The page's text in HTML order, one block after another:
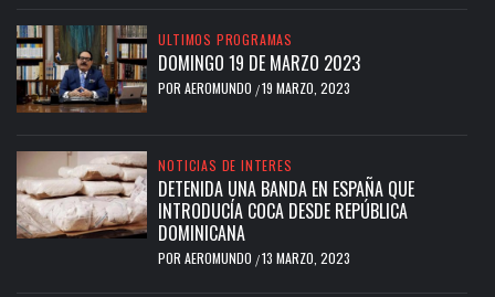
ULTIMOS PROGRAMAS
DOMINGO 19 DE MARZO 2023
POR AEROMUNDO /19 MARZO, 2023
NOTICIAS DE INTERES
DETENIDA UNA BANDA EN ESPAÑA QUE
INTRODUCÍA COCA DESDE REPÚBLICA
DOMINICANA
POR AEROMUNDO /13 MARZO, 2023